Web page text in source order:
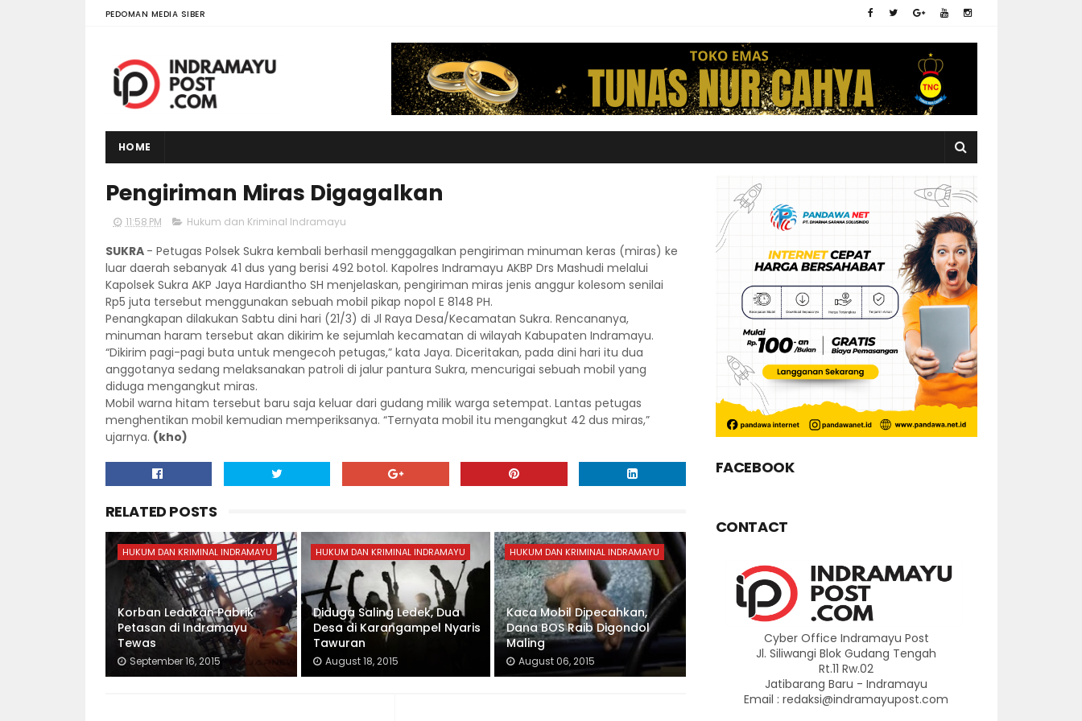
PEDOMAN MEDIA SIBER
HOME
Pengiriman Miras Digagalkan
11:58 PM Hukum dan Kriminal Indramayu
SUKRA - Petugas Polsek Sukra kembali berhasil menggagalkan pengiriman minuman keras (miras) ke
luar daerah sebanyak 41 dus yang berisi 492 botol. Kapolres Indramayu AKBP Drs Mashudi melalui
Kapolsek Sukra AKP Jaya Hardiantho SH menjelaskan, pengiriman miras jenis anggur kolesom senilai
Rp5 juta tersebut menggunakan sebuah mobil pikap nopol E 8148 PH.
Penangkapan dilakukan Sabtu dini hari (21/3) di Jl Raya Desa/Kecamatan Sukra. Rencananya,
minuman haram tersebut akan dikirim ke sejumlah kecamatan di wilayah Kabupaten Indramayu.
“Dikirim pagi-pagi buta untuk mengecoh petugas,” kata Jaya. Diceritakan, pada dini hari itu dua
anggotanya sedang melaksanakan patroli di jalur pantura Sukra, mencurigai sebuah mobil yang
diduga mengangkut miras.
Mobil warna hitam tersebut baru saja keluar dari gudang milik warga setempat. Lantas petugas
menghentikan mobil kemudian memperiksanya. “Ternyata mobil itu mengangkut 42 dus miras,”
ujarnya. (kho)
RELATED POSTS
HUKUM DAN KRIMINAL INDRAMAYU
Korban Ledakan Pabrik
Petasan di Indramayu
Tewas
September 16, 2015
HUKUM DAN KRIMINAL INDRAMAYU
Diduga Saling Ledek, Dua
Desa di Karangampel Nyaris
Tawuran
August 18, 2015
HUKUM DAN KRIMINAL INDRAMAYU
Kaca Mobil Dipecahkan,
Dana BOS Raib Digondol
Maling
August 06, 2015
FACEBOOK
CONTACT
Cyber Office Indramayu Post
Jl. Siliwangi Blok Gudang Tengah
Rt.11 Rw.02
Jatibarang Baru - Indramayu
Email : redaksi@indramayupost.com